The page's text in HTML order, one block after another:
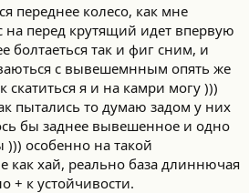
переднее колесо, как мне
на перед крутящий идет впервую
болтаеться так и фиг сним, и
с вывешемнным опять же
скатиться я и на камри могу )))
пытались то думаю задом у них
бы заднее вывешенное и одно
))) особенно на такой
хай, реально база длиннючая
+ к устойчивости.